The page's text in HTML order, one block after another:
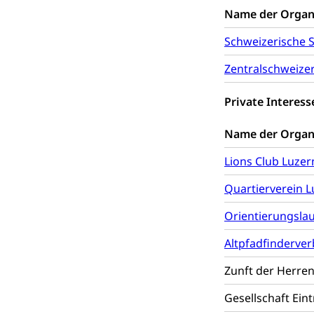
Name der
Schweizerische
Private
Name der
Lions Club
Quartierverein
Zunft der
Gesellschaft
Schifffahrt
Schiffsverkehr,
Schifffahrt
Strasse
Autoverkehr,
zentras
Persönliches
Zivilstand
Geburt, Heirat,
Adoption
Adoptivkind,
Adoption